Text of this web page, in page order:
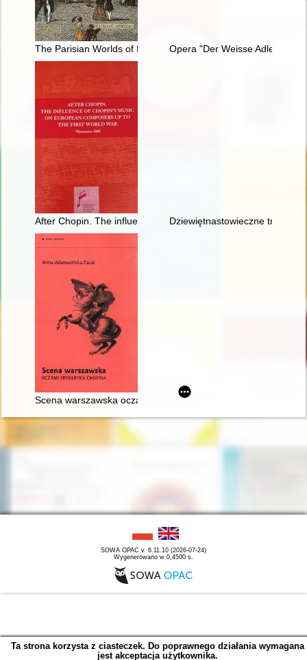
The Parisian Worlds of Frédéric ChopinOpera "Der Weisse Adler"
After Chopin. The influence of Chopin's music on European
Dziewiętnastowieczne
Scena warszawska oczami Fryderyka Chopina
SOWA OPAC v. 6.11.10 (2026-07-24)
Wygenerowano w 0,4500 s.
Ta strona korzysta z ciasteczek. Do poprawnego działania wymagana
jest akceptacja użytkownika.